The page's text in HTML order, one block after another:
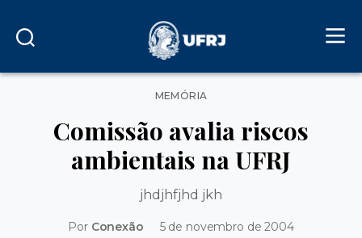
Categorias
MEMÓRIA
Comissão avalia riscos
ambientais na UFRJ
jhdjhfjhd jkh
Por Conexão 5 de novembro de 2004